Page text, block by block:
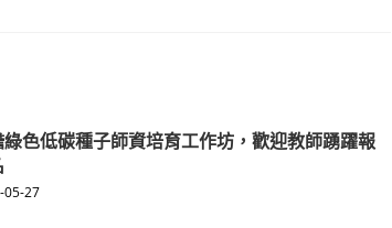
色低碳種子師資培育工作坊，歡迎教師踴躍報
05-27